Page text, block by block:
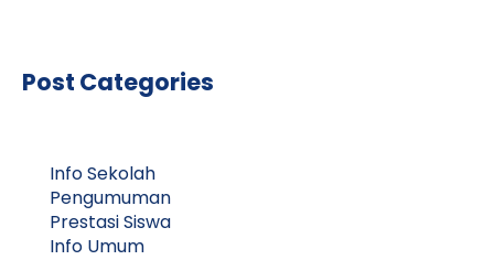
Post Categories
Info Sekolah
Pengumuman
Prestasi Siswa
Info Umum